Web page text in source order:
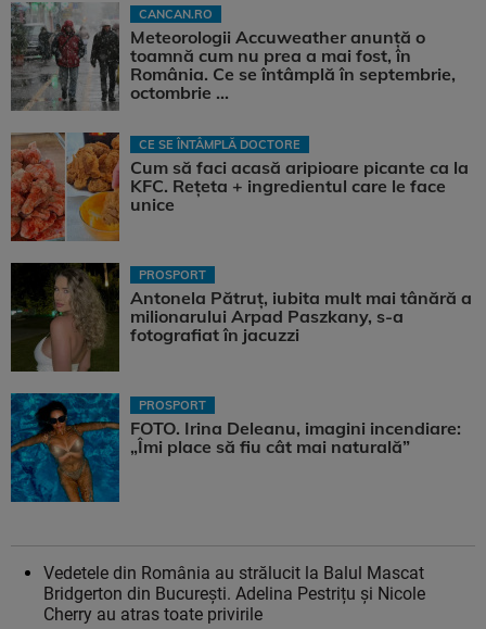
CANCAN.RO
Meteorologii Accuweather anunță o
toamnă cum nu prea a mai fost, în
România. Ce se întâmplă în septembrie,
octombrie ...
CE SE ÎNTÂMPLĂ DOCTORE
Cum să faci acasă aripioare picante ca la
KFC. Rețeta + ingredientul care le face
unice
PROSPORT
Antonela Pătruț, iubita mult mai tânără a
milionarului Arpad Paszkany, s-a
fotografiat în jacuzzi
PROSPORT
FOTO. Irina Deleanu, imagini incendiare:
„Îmi place să fiu cât mai naturală”
Vedetele din România au strălucit la Balul Mascat
Bridgerton din București. Adelina Pestrițu și Nicole
Cherry au atras toate privirile